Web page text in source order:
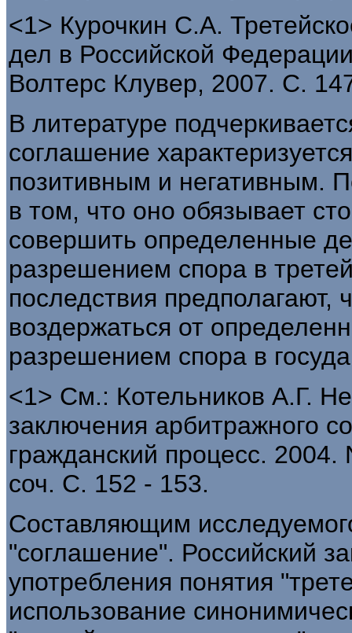
<1> Курочкин С.А.
дел в Российской
Волтерс Клувер, 2007. С.
В литературе
соглашение
позитивным и негативным.
в том, что оно обязывает
совершить определенные
разрешением спора в
последствия предполагают,
воздержаться от
разрешением спора в
<1> См.: Котельников А.Г.
заключения арбитражного
гражданский процесс.
соч. С. 152 - 153.
Составляющим
"соглашение". Российский
употребления понятия
использование